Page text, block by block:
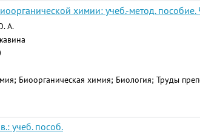
химии: учеб.-метод. пособие.
А.
Биоорганическая химия; Биология; Труды
учеб. пособ.